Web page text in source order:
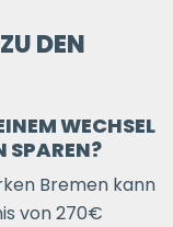
DEN
WECHSEL
SPAREN?
Bremen kann
von 270€